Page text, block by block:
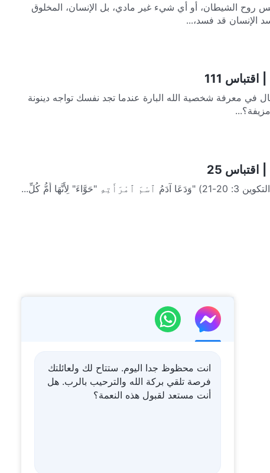
روح الشيطان، أو أي شيء غير مادي، بل الإنسان، المخلوق
الإنسان قد فسد،...
111
يجب ألاّ يعتمد المرء على التجربة والخيال في معرفة شخصية الله البارة عندما تجد نفسك تواجه دينونة
25
لِأَنَّهَا أُمُّ كُلِّ...
انت محظوظ جدا اليوم. ستتاح لك ولعائلتك
فرصة تلقي بركة الله والترحيب بالرب. هل
أنت مستعد لقبول هذه النعمة؟